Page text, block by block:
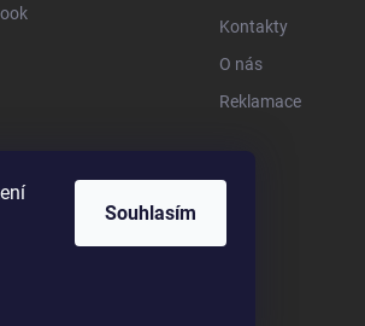
Souhlasím
Kontakty
O nás
Reklamace